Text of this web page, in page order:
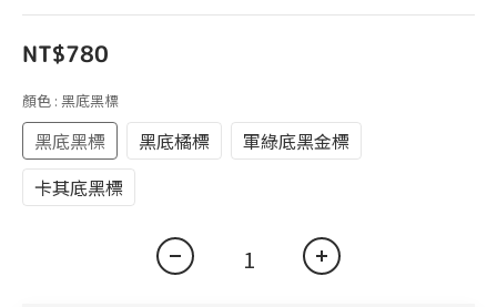
NT$780
顏色 : 黑底黑標
黑底黑標 黑底橘標
軍綠底黑金標
卡其底黑標